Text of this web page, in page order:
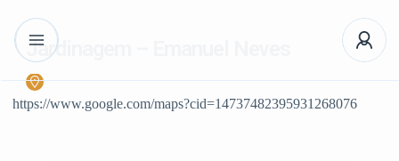
Jardinagem – Emanuel Neves
https://www.google.com/maps?cid=14737482395931268076